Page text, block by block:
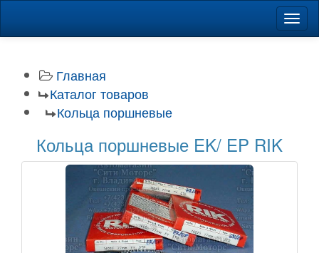
Главная
Каталог товаров
Кольца поршневые
Кольца поршневые EK/ EP RIK